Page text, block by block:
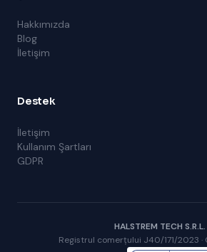
Hakkımızda
Blog
İletişim
Destek
İletişim
Kullanım Şartları
GDPR
HALSTREM TECH S.R.L.
Registrul comerțului J40/171/2023 ·